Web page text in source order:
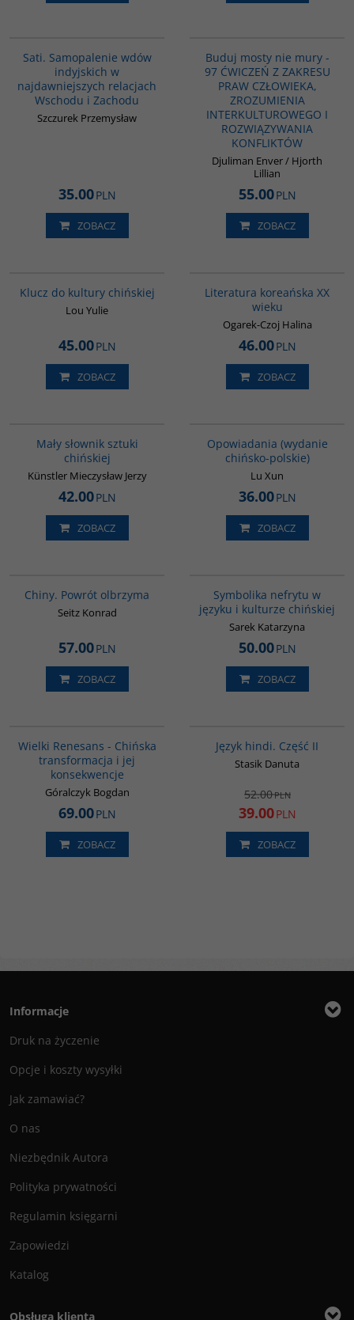
Sati. Samopalenie wdów
indyjskich w
najdawniejszych relacjach
Wschodu i Zachodu
Szczurek Przemysław
35.00PLN
ZOBACZ
Buduj mosty nie mury -
97 ĆWICZEŃ Z ZAKRESU
PRAW CZŁOWIEKA,
ZROZUMIENIA
INTERKULTUROWEGO I
ROZWIĄZYWANIA
KONFLIKTÓW
Djuliman Enver / Hjorth
Lillian
55.00PLN
ZOBACZ
Klucz do kultury chińskiej
Lou Yulie
45.00PLN
ZOBACZ
Literatura koreańska XX
wieku
Ogarek-Czoj Halina
46.00PLN
ZOBACZ
Mały słownik sztuki
chińskiej
Künstler Mieczysław Jerzy
42.00PLN
ZOBACZ
Opowiadania (wydanie
chińsko-polskie)
Lu Xun
36.00PLN
ZOBACZ
Chiny. Powrót olbrzyma
Seitz Konrad
57.00PLN
ZOBACZ
Symbolika nefrytu w
języku i kulturze chińskiej
Sarek Katarzyna
50.00PLN
ZOBACZ
Wielki Renesans - Chińska
transformacja i jej
konsekwencje
Góralczyk Bogdan
69.00PLN
ZOBACZ
Język hindi. Część II
Stasik Danuta
52.00PLN
39.00PLN
ZOBACZ
Informacje
Druk na życzenie
Opcje i koszty wysyłki
Jak zamawiać?
O nas
Niezbędnik Autora
Polityka prywatności
Regulamin księgarni
Zapowiedzi
Katalog
Obsługa klienta